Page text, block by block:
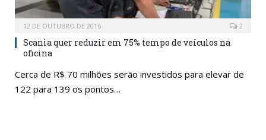
12 DE OUTUBRO DE 2016 2
Scania quer reduzir em 75% tempo de veículos na
oficina
Cerca de R$ 70 milhões serão investidos para elevar de
122 para 139 os pontos…